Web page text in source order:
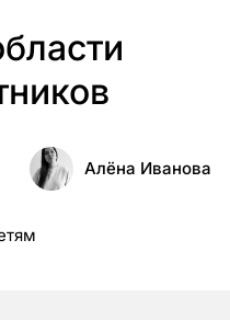
Алёна Иванова